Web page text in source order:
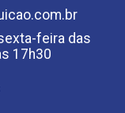
feira das
17h30